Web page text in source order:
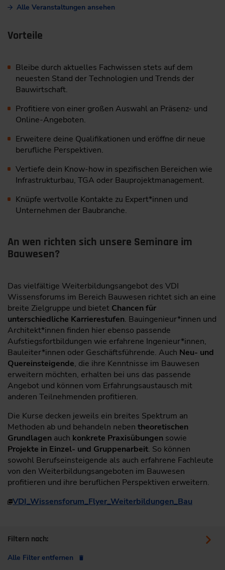
Alle Veranstaltungen ansehen
Vorteile
Bleibe durch aktuelles Fachwissen stets auf dem
neuesten Stand der Technologien und Trends der
Bauwirtschaft.
Profitiere von einer großen Auswahl an Präsenz- und
Online-Angeboten.
Erweitere deine Qualifikationen und eröffne dir neue
berufliche Perspektiven.
Vertiefe dein Know-how in spezifischen Bereichen wie
Infrastrukturbau, TGA oder Bauprojektmanagement.
Knüpfe wertvolle Kontakte zu Expert*innen und
Unternehmen der Baubranche.
An wen richten sich unsere Seminare im
Bauwesen?
Das vielfältige Weiterbildungsangebot des VDI
Wissensforums im Bereich Bauwesen richtet sich an eine
breite Zielgruppe und bietet Chancen für
unterschiedliche Karrierestufen. Bauingenieur*innen und
Architekt*innen finden hier ebenso passende
Aufstiegsfortbildungen wie erfahrene Ingenieur*innen,
Bauleiter*innen oder Geschäftsführende. Auch Neu- und
Quereinsteigende, die ihre Kenntnisse im Bauwesen
erweitern möchten, erhalten bei uns das passende
Angebot und können vom Erfahrungsaustausch mit
anderen Teilnehmenden profitieren.
Die Kurse decken jeweils ein breites Spektrum an
Methoden ab und behandeln neben theoretischen
Grundlagen auch konkrete Praxisübungen sowie
Projekte in Einzel- und Gruppenarbeit. So können
sowohl Berufseinsteigende als auch erfahrene Fachleute
von den Weiterbildungsangeboten im Bauwesen
profitieren und ihre beruflichen Perspektiven erweitern.
VDI_Wissensforum_Flyer_Weiterbildungen_Bau
Filtern nach:
Alle Filter entfernen